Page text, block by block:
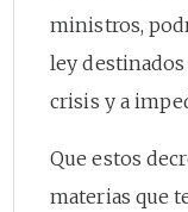
ministros,
ley
crisis y a
Que estos
materias que